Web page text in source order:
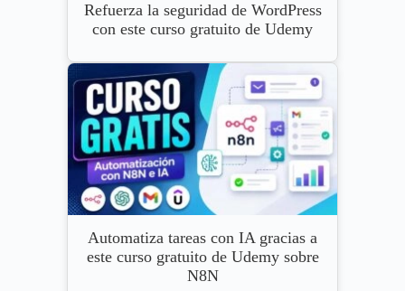
Refuerza la seguridad de WordPress
con este curso gratuito de Udemy
Automatiza tareas con IA gracias a
este curso gratuito de Udemy sobre
N8N